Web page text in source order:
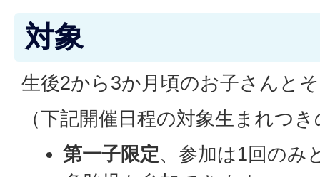
対象
生後2から3か月頃のお子さんと
（下記開催日程の対象生まれつ
第一子限定、参加は1回のみ